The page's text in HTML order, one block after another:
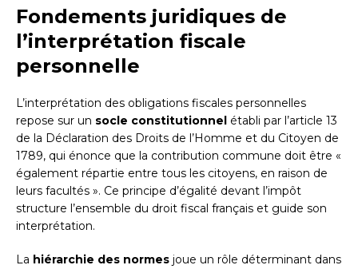
Fondements juridiques de
l’interprétation fiscale
personnelle
L’interprétation des obligations fiscales personnelles
repose sur un socle constitutionnel établi par l’article 13
de la Déclaration des Droits de l’Homme et du Citoyen de
1789, qui énonce que la contribution commune doit être «
également répartie entre tous les citoyens, en raison de
leurs facultés ». Ce principe d’égalité devant l’impôt
structure l’ensemble du droit fiscal français et guide son
interprétation.
La hiérarchie des normes joue un rôle déterminant dans